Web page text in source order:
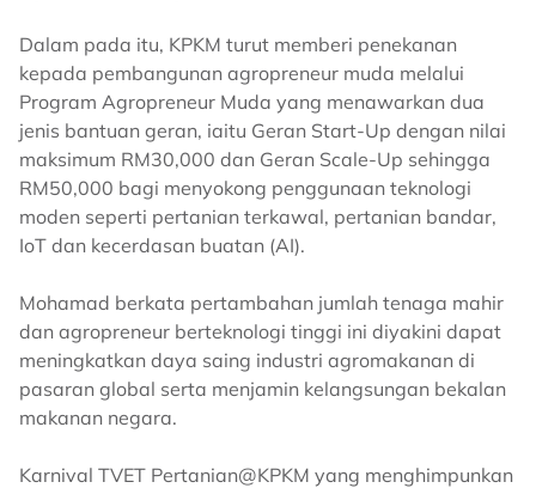
Dalam pada itu, KPKM turut memberi penekanan
kepada pembangunan agropreneur muda melalui
Program Agropreneur Muda yang menawarkan dua
jenis bantuan geran, iaitu Geran Start-Up dengan nilai
maksimum RM30,000 dan Geran Scale-Up sehingga
RM50,000 bagi menyokong penggunaan teknologi
moden seperti pertanian terkawal, pertanian bandar,
IoT dan kecerdasan buatan (AI).
Mohamad berkata pertambahan jumlah tenaga mahir
dan agropreneur berteknologi tinggi ini diyakini dapat
meningkatkan daya saing industri agromakanan di
pasaran global serta menjamin kelangsungan bekalan
makanan negara.
Karnival TVET Pertanian@KPKM yang menghimpunkan